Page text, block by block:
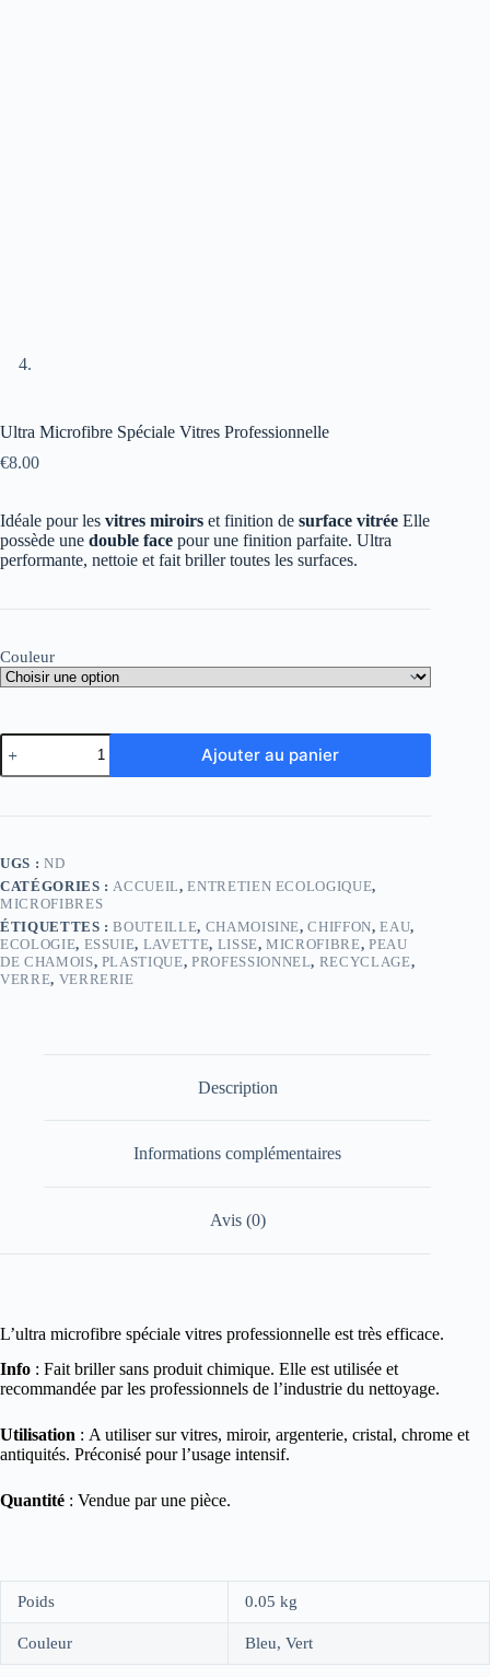
Ultra Microfibre Spéciale Vitres Professionnelle
€8.00
Idéale pour les vitres miroirs et finition de surface vitrée Elle
possède une double face pour une finition parfaite. Ultra
performante, nettoie et fait briller toutes les surfaces.
Couleur
quantité
de
Ultra
Spéciale
Ajouter au panier
UGS : ND
CATÉGORIES : ACCUEIL,ENTRETIEN ECOLOGIQUE,
MICROFIBRES
ÉTIQUETTES :BOUTEILLE, CHAMOISINE,CHIFFON,EAU,
ECOLOGIE, ESSUIE, LAVETTE, LISSE,MICROFIBRE, PEAU
DE CHAMOIS, PLASTIQUE, PROFESSIONNEL, RECYCLAGE,
VERRE, VERRERIE
Description
Informations complémentaires
Avis (0)
L’ultra microfibre spéciale vitres professionnelle est très efficace.
Info : Fait briller sans produit chimique. Elle est utilisée et
recommandée par les professionnels de l’industrie du nettoyage.
Utilisation : A utiliser sur vitres, miroir, argenterie, cristal, chrome et
antiquités. Préconisé pour l’usage intensif.
Quantité : Vendue par une pièce.
Poids 0.05 kg
Couleur Bleu, Vert